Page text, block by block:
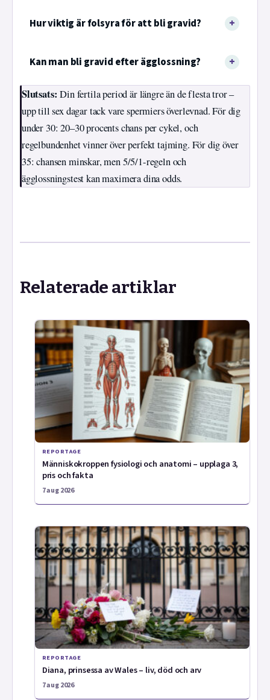
Hur viktig är folsyra för att bli gravid?
Kan man bli gravid efter ägglossning?
Slutsats: Din fertila period är längre än de flesta tror –
upp till sex dagar tack vare spermiers överlevnad. För dig
under 30: 20–30 procents chans per cykel, och
regelbundenhet vinner över perfekt tajming. För dig över
35: chansen minskar, men 5/5/1-regeln och
ägglossningstest kan maximera dina odds.
Relaterade artiklar
REPORTAGE
Människokroppen fysiologi och anatomi – upplaga 3,
pris och fakta
7 aug 2026
REPORTAGE
Diana, prinsessa av Wales – liv, död och arv
7 aug 2026